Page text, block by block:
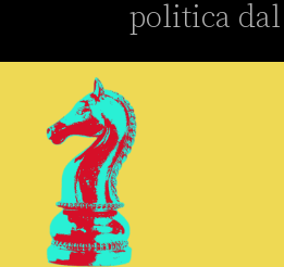
politica dal